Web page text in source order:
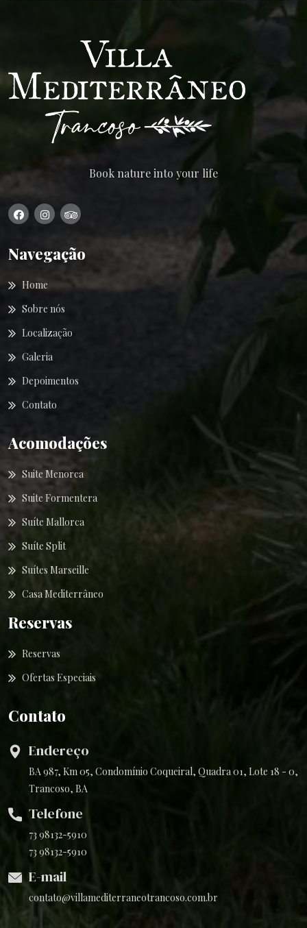
Book nature into your life
Navegação
Home
Sobre nós
Localização
Galeria
Depoimentos
Contato
Acomodações
Suite Menorca
Suite Formentera
Suíte Mallorca
Suíte Split
Suítes Marseille
Casa Mediterrâneo
Reservas
Reservas
Ofertas Especiais
Contato
Endereço
BA 987, Km 05, Condomínio Coqueiral, Quadra 01, Lote 18 - 0,
Trancoso, BA
Telefone
73 98132-5910
73 98132-5910
E-mail
contato@villamediterraneotrancoso.com.br